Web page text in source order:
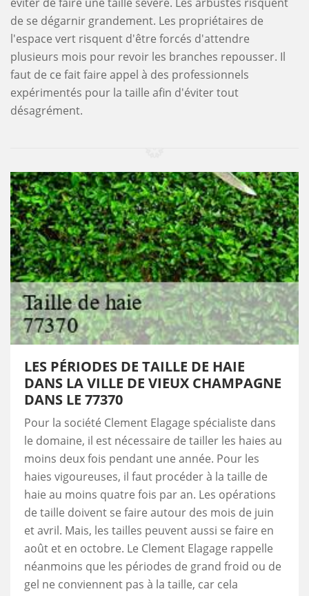
de se dégarnir grandement. Les propriétaires de
l'espace vert risquent d'être forcés d'attendre
plusieurs mois pour revoir les branches repousser. Il
faut de ce fait faire appel à des professionnels
expérimentés pour la taille afin d'éviter tout
désagrément.
LES PÉRIODES DE TAILLE DE HAIE
DANS LA VILLE DE VIEUX CHAMPAGNE
DANS LE 77370
Pour la société Clement Elagage spécialiste dans
le domaine, il est nécessaire de tailler les haies au
moins deux fois pendant une année. Pour les
haies vigoureuses, il faut procéder à la taille de
haie au moins quatre fois par an. Les opérations
de taille doivent se faire autour des mois de juin
et avril. Mais, les tailles peuvent aussi se faire en
août et en octobre. Le Clement Elagage rappelle
néanmoins que les périodes de grand froid ou de
gel ne conviennent pas à la taille, car cela